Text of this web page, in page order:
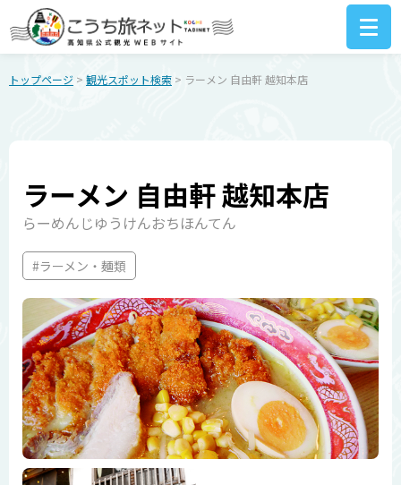
トップページ > 観光スポット検索 > ラーメン 自由軒 越知本店
ラーメン 自由軒 越知本店
らーめんじゆうけんおちほんてん
#ラーメン・麺類